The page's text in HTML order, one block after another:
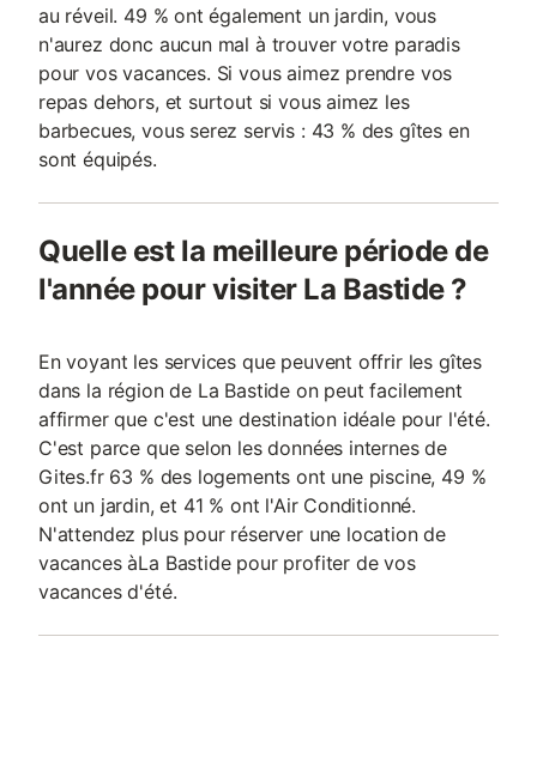
au réveil. 49 % ont également un jardin, vous
n'aurez donc aucun mal à trouver votre paradis
pour vos vacances. Si vous aimez prendre vos
repas dehors, et surtout si vous aimez les
barbecues, vous serez servis : 43 % des gîtes en
sont équipés.
Quelle est la meilleure période de
l'année pour visiter La Bastide ?
En voyant les services que peuvent offrir les gîtes
dans la région de La Bastide on peut facilement
affirmer que c'est une destination idéale pour l'été.
C'est parce que selon les données internes de
Gites.fr 63 % des logements ont une piscine, 49 %
ont un jardin, et 41 % ont l'Air Conditionné.
N'attendez plus pour réserver une location de
vacances àLa Bastide pour profiter de vos
vacances d'été.